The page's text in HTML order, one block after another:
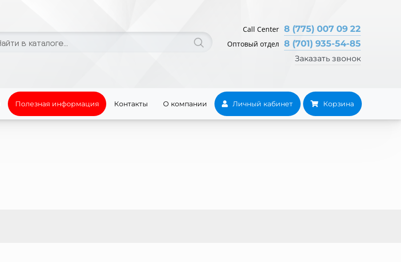
Call Center 8 (775) 007 09 22
Оптовый отдел 8 (701) 935-54-85
Заказать звонок
Полезная информация Контакты О компании Личный кабинет Корзина